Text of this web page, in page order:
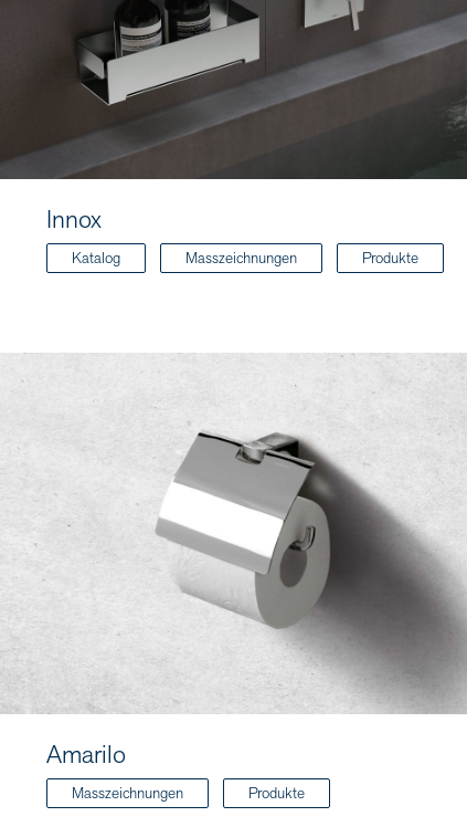
Innox
Katalog Masszeichnungen Produkte
Amarilo
Masszeichnungen Produkte